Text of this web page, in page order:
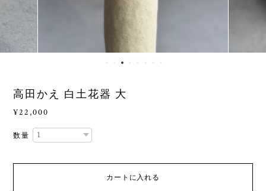
高田かえ 白土花器 大
¥22,000
数量
カートに入れる